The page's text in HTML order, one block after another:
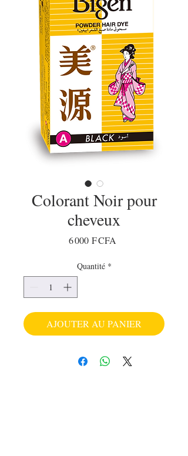
Colorant Noir pour
cheveux
6 000 F CFA
Quantité *
AJOUTER AU PANIER